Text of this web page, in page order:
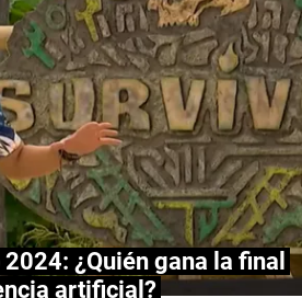
Políticas de Privacidad
Bolavip, al igual que Futbol Sites, es una
compañía perteneciente a Better Collective.
Todos los derechos reservados.
¿Quién gana la final
artificial?